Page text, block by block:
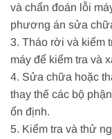
và chẩn đoán lỗi
phương án sửa
3. Tháo rời và kiểm
máy để kiểm tra và
4. Sửa chữa hoặc
thay thế các bộ
ổn định.
5. Kiểm tra và thử